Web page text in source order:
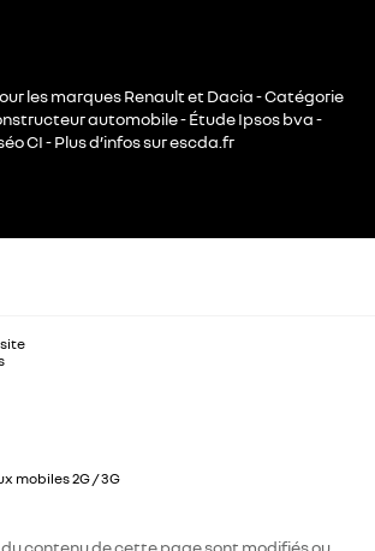
les marques Renault et Dacia - Catégorie
automobile - Étude Ipsos bva -
CI - Plus d’infos sur escda.fr
mobiles 2G / 3G